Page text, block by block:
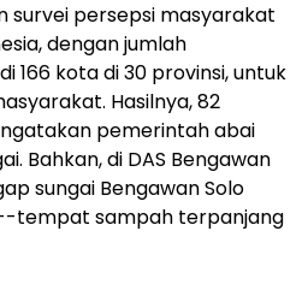
survei persepsi masyarakat
dengan jumlah
166 kota di 30 provinsi, untuk
Hasilnya,82
pemerintah abai
Bahkan, di DAS Bengawan
sungai Bengawan Solo
tempat sampah terpanjang